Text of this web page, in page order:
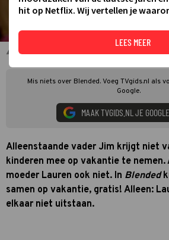
Adam Sandler en Drew Barrymore in
Mis niets over Blended. Voeg TVgids.nl als
Google.
MAAK TVGIDS.NL JE
Alleenstaande vader Jim krijgt niet
kinderen mee op vakantie te nemen.
moeder Lauren ook niet. In Blended
samen op vakantie, gratis! Alleen:
elkaar niet uitstaan.
hit op Netflix. Wij vertellen je
LEES MEER